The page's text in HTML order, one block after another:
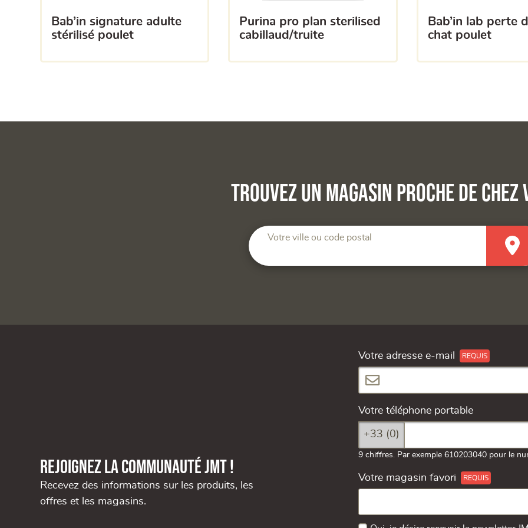
bab’in signature adulte
stérilisé poulet
purina pro plan sterilised
cabillaud/truite
bab’in lab perte de poids
chat poulet
Trouvez un magasin proche de chez
Votre ville ou code postal
Rejoignez la communauté JMT !
Recevez des informations sur les produits, les
offres et les magasins.
Votre adresse e-mail
Votre téléphone portable
+33 (0)
9 chiffres. Par exemple 610203040 pour le
Votre magasin favori